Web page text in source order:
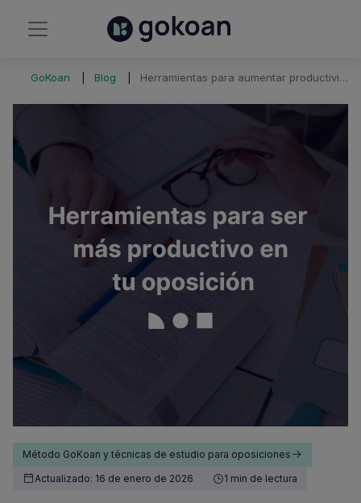
GoKoan Blog Herramientas para aumentar productividad en oposición
Método GoKoan y técnicas de estudio para oposiciones
Actualizado: 16 de enero de 2026
1 min de lectura